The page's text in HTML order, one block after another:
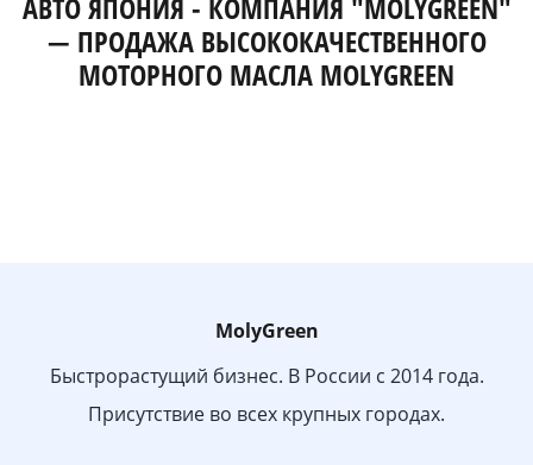
— ПРОДАЖА ВЫСОКОКАЧЕСТВЕННОГО
МОТОРНОГО МАСЛА MOLYGREEN
MolyGreen
Быстрорастущий бизнес. В России с 2014 года.
Присутствие во всех крупных городах.